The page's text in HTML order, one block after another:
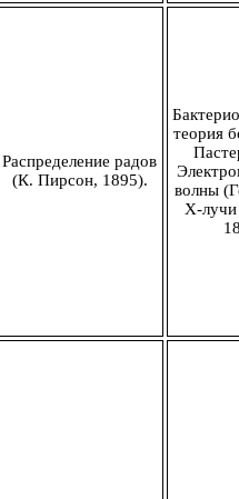
Распределение радов
(К. Пирсон, 1895).
теория
волны
Х-лучи